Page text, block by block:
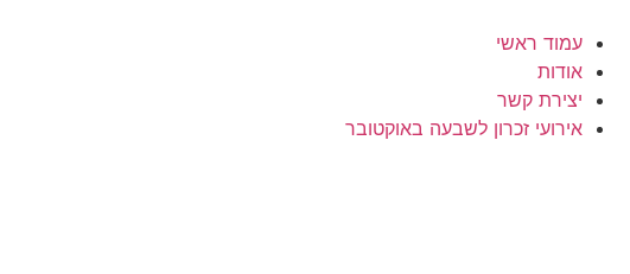
עמוד ראשי
אודות
יצירת קשר
אירועי זכרון לשבעה באוקטובר